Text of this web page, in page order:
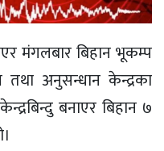
मंगलबार बिहान भूकम्प
तथा अनुसन्धान केन्द्रका
बनाएर बिहान ७